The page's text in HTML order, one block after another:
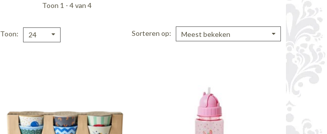
Toon 1 - 4 van 4
Toon 24 Sorteren op Meest bekeken